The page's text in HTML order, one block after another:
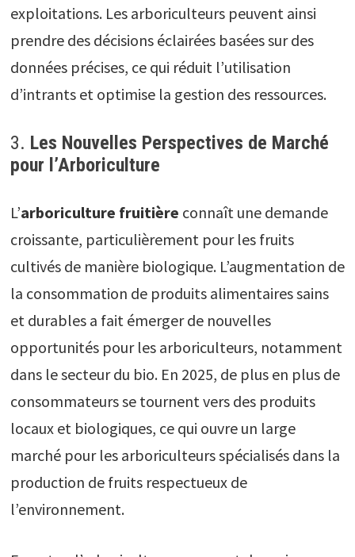
exploitations. Les arboriculteurs peuvent ainsi
prendre des décisions éclairées basées sur des
données précises, ce qui réduit l’utilisation
d’intrants et optimise la gestion des ressources.
3. Les Nouvelles Perspectives de Marché
pour l’Arboriculture
L’arboriculture fruitière connaît une demande
croissante, particulièrement pour les fruits
cultivés de manière biologique. L’augmentation de
la consommation de produits alimentaires sains
et durables a fait émerger de nouvelles
opportunités pour les arboriculteurs, notamment
dans le secteur du bio. En 2025, de plus en plus de
consommateurs se tournent vers des produits
locaux et biologiques, ce qui ouvre un large
marché pour les arboriculteurs spécialisés dans la
production de fruits respectueux de
l’environnement.